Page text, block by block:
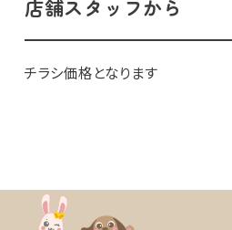
店舗スタッフから
チラシ価格となります